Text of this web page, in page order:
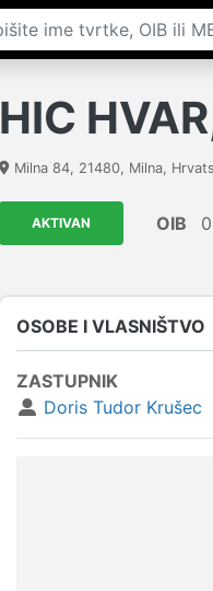
HIC
Milna 84, 21480, Milna,
AKTIVAN OIB
OSOBE I VLASNIŠTVO
ZASTUPNIK
Doris Tudor Krušec